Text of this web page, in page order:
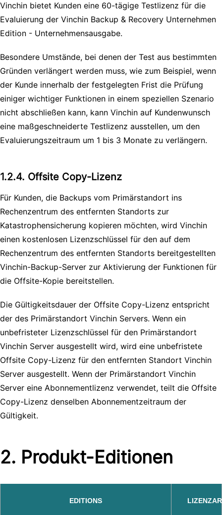
Vinchin bietet Kunden eine 60-tägige Testlizenz für die
Evaluierung der Vinchin Backup & Recovery Unternehmen
Edition - Unternehmensausgabe.
Besondere Umstände, bei denen der Test aus bestimmten
Gründen verlängert werden muss, wie zum Beispiel, wenn
der Kunde innerhalb der festgelegten Frist die Prüfung
einiger wichtiger Funktionen in einem speziellen Szenario
nicht abschließen kann, kann Vinchin auf Kundenwunsch
eine maßgeschneiderte Testlizenz ausstellen, um den
Evaluierungszeitraum um 1 bis 3 Monate zu verlängern.
1.2.4. Offsite Copy-Lizenz
Für Kunden, die Backups vom Primärstandort ins
Rechenzentrum des entfernten Standorts zur
Katastrophensicherung kopieren möchten, wird Vinchin
einen kostenlosen Lizenzschlüssel für den auf dem
Rechenzentrum des entfernten Standorts bereitgestellten
Vinchin-Backup-Server zur Aktivierung der Funktionen für
die Offsite-Kopie bereitstellen.
Die Gültigkeitsdauer der Offsite Copy-Lizenz entspricht
der des Primärstandort Vinchin Servers. Wenn ein
unbefristeter Lizenzschlüssel für den Primärstandort
Vinchin Server ausgestellt wird, wird eine unbefristete
Offsite Copy-Lizenz für den entfernten Standort Vinchin
Server ausgestellt. Wenn der Primärstandort Vinchin
Server eine Abonnementlizenz verwendet, teilt die Offsite
Copy-Lizenz denselben Abonnementzeitraum der
Gültigkeit.
2. Produkt-Editionen
EDITIONS